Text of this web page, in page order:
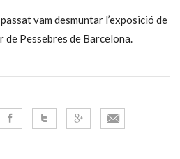
vam desmuntar l’exposició de
de Pessebres de Barcelona.